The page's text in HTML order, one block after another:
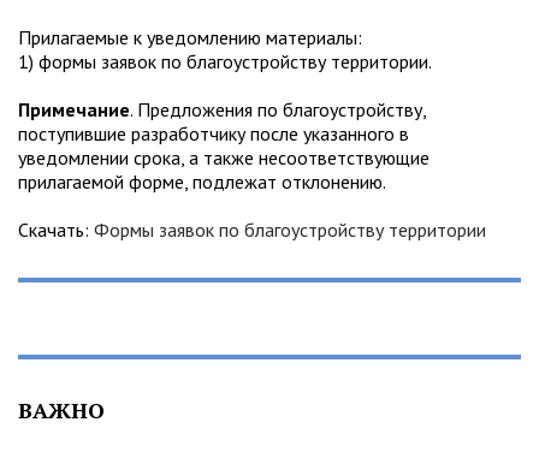
Прилагаемые к уведомлению материалы:
1) формы заявок по благоустройству территории.
Примечание. Предложения по благоустройству,
поступившие разработчику после указанного в
уведомлении срока, а также несоответствующие
прилагаемой форме, подлежат отклонению.
Скачать: Формы заявок по благоустройству территории
ВАЖНО